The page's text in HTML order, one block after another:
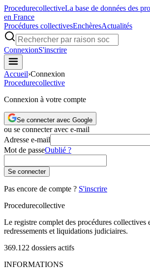
ProcedurecollectiveLa base de données des
en France
Procédures collectivesEnchèresActualités
ConnexionS'inscrire
Accueil›Connexion
Procedurecollective
Connexion à votre compte
Se connecter avec Google
ou se connecter avec e-mail
Adresse e-mail
Mot de passeOublié ?
Se connecter
Pas encore de compte ? S'inscrire
Procedurecollective
Le registre complet des procédures
redressements et liquidations judiciaires.
369.122 dossiers actifs
INFORMATIONS